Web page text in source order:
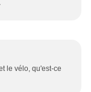
le vélo, qu'est-ce